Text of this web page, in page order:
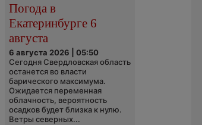
Погода в
Екатеринбурге 6
августа
6 августа 2026 | 05:50
Сегодня Свердловская область
останется во власти
барического максимума.
Ожидается переменная
облачность, вероятность
осадков будет близка к нулю.
Ветры северных...